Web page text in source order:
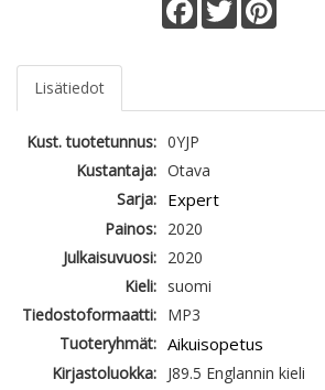
Lisätiedot
Kust. tuotetunnus: 0YJP
Kustantaja: Otava
Sarja: Expert
Painos: 2020
Julkaisuvuosi: 2020
Kieli: suomi
Tiedostoformaatti: MP3
Tuoteryhmät: Aikuisopetus
Kirjastoluokka: J89.5 Englannin kieli